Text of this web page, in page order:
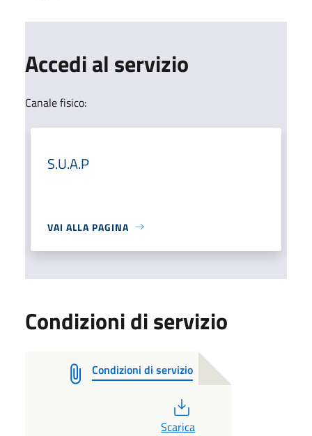
Accedi al servizio
Canale fisico:
S.U.A.P
VAI ALLA PAGINA
Condizioni di servizio
Condizioni di servizio
Scarica